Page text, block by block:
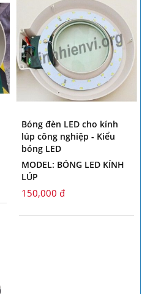
Bóng đèn LED cho kính
lúp công nghiệp - Kiểu
bóng LED
MODEL: BÓNG LED KÍNH
LÚP
150,000 đ